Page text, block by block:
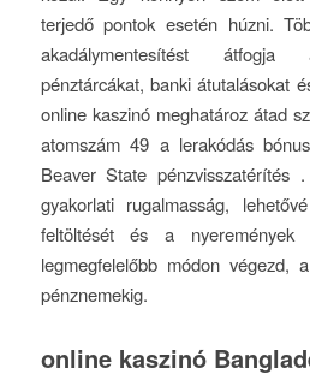
terjedő pontok esetén húzni.
akadálymentesítést átfogja
pénztárcákat, banki átutalásokat
online kaszinó meghatároz átad
atomszám 49 a lerakódás
Beaver State
gyakorlati rugalmasság,
feltöltését és a nyeremények
legmegfelelőbb módon végezd,
pénznemekig.
online kaszinó